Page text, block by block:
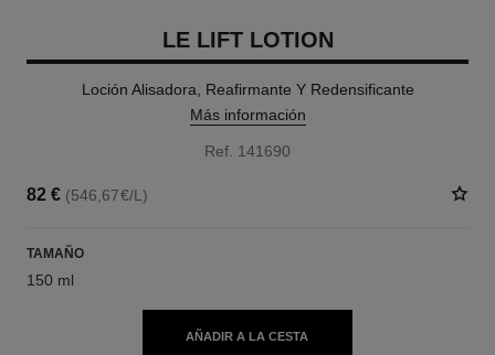
LE LIFT LOTION
Loción Alisadora, Reafirmante Y Redensificante
Más información
Ref. 141690
82 € (546,67€/L)
TAMAÑO
150 ml
AÑADIR A LA CESTA